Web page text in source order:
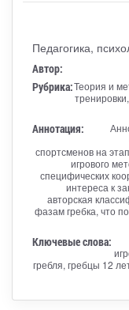
Педагогика,
Автор:
Рубрика:Теория и
Аннотация:
спортсменов на
игрового
специфических
интереса к
авторская
фазам гребка, что
Ключевые слова:
гребля, гребцы 12